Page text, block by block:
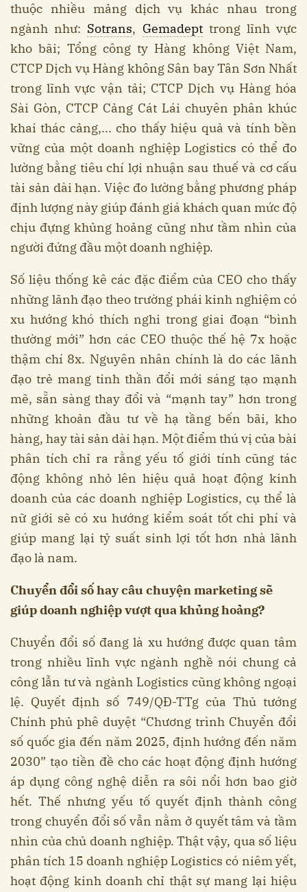
thuộc nhiều mảng dịch vụ khác nhau trong
ngành như: Sotrans, Gemadepttrong lĩnh vực
kho bãi; Tổng công ty Hàng không Việt Nam,
CTCP Dịch vụ Hàng không Sân bay Tân Sơn Nhất
trong lĩnh vực vận tải; CTCP Dịch vụ Hàng hóa
Sài Gòn, CTCP Cảng Cát Lái chuyên phân khúc
khai thác cảng,... cho thấy hiệu quả và tính bền
vững của một doanh nghiệp Logistics có thể đo
lường bằng tiêu chí lợi nhuận sau thuế và cơ cấu
tài sản dài hạn. Việc đo lường bằng phương pháp
định lượng này giúp đánh giá khách quan mức độ
chịu đựng khủng hoảng cũng như tầm nhìn của
người đứng đầu một doanh nghiệp.
Số liệu thống kê các đặc điểm của CEO cho thấy
những lãnh đạo theo trường phái kinh nghiệm có
xu hướng khó thích nghi trong giai đoạn “bình
thường mới” hơn các CEO thuộc thế hệ 7x hoặc
thậm chí 8x. Nguyên nhân chính là do các lãnh
đạo trẻ mang tinh thần đổi mới sáng tạo mạnh
mẽ, sẵn sàng thay đổi và “mạnh tay” hơn trong
những khoản đầu tư về hạ tầng bến bãi, kho
hàng, hay tài sản dài hạn. Một điểm thú vị của bài
phân tích chỉ ra rằng yếu tố giới tính cũng tác
động không nhỏ lên hiệu quả hoạt động kinh
doanh của các doanh nghiệp Logistics, cụ thể là
nữ giới sẽ có xu hướng kiểm soát tốt chi phí và
giúp mang lại tỷ suất sinh lợi tốt hơn nhà lãnh
đạo là nam.
Chuyển đổi số hay câu chuyện marketing sẽ
giúp doanh nghiệp vượt qua khủng hoảng?
Chuyển đổi số đang là xu hướng được quan tâm
trong nhiều lĩnh vực ngành nghề nói chung cả
công lẫn tư và ngành Logistics cũng không ngoại
lệ. Quyết định số 749/QĐ-TTg của Thủ tướng
Chính phủ phê duyệt “Chương trình Chuyển đổi
số quốc gia đến năm 2025, định hướng đến năm
2030” tạo tiền đề cho các hoạt động định hướng
áp dụng công nghệ diễn ra sôi nổi hơn bao giờ
hết. Thế nhưng yếu tố quyết định thành công
trong chuyển đổi số vẫn nằm ở quyết tâm và tầm
nhìn của chủ doanh nghiệp. Thật vậy, qua số liệu
phân tích 15 doanh nghiệp Logistics có niêm yết,
hoạt động kinh doanh chỉ thật sự mang lại hiệu